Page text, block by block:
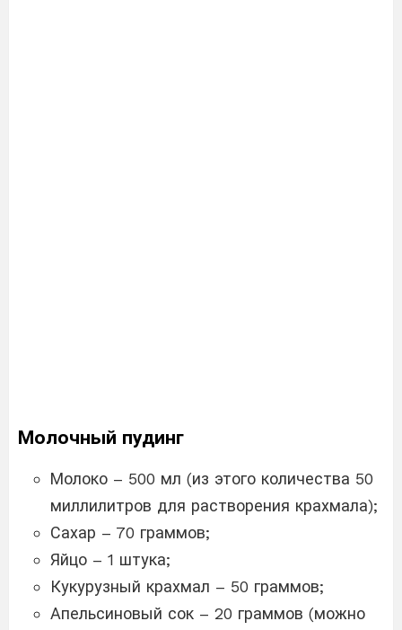
Молочный пудинг
Молоко – 500 мл (из этого количества 50
миллилитров для растворения крахмала);
Сахар – 70 граммов;
Яйцо – 1 штука;
Кукурузный крахмал – 50 граммов;
Апельсиновый сок – 20 граммов (можно